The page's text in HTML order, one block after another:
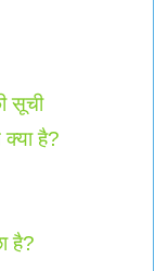
सूची
है?
है?